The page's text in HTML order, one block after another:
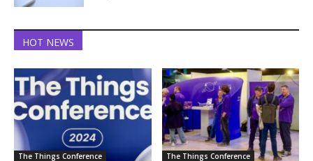
HOT NEWS
The Things Conference The Things Conference